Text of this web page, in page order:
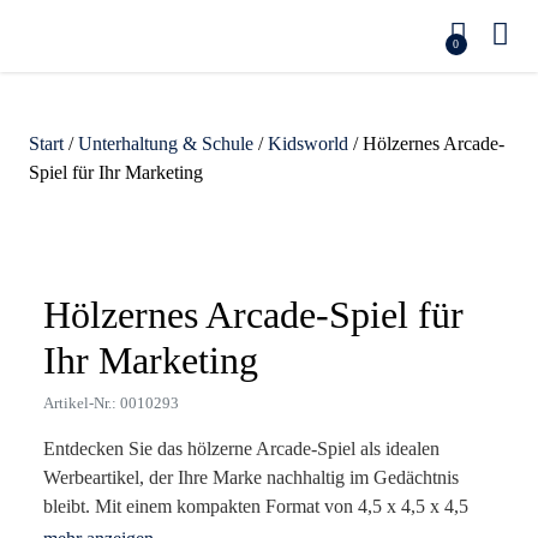
0
Start /Unterhaltung & Schule /Kidsworld / Hölzernes Arcade-
Spiel für Ihr Marketing
Hölzernes Arcade-Spiel für
Ihr Marketing
Artikel-Nr.: 0010293
Entdecken Sie das hölzerne Arcade-Spiel als idealen
Werbeartikel, der Ihre Marke nachhaltig im Gedächtnis
bleibt. Mit einem kompakten Format von 4,5 x 4,5 x 4,5